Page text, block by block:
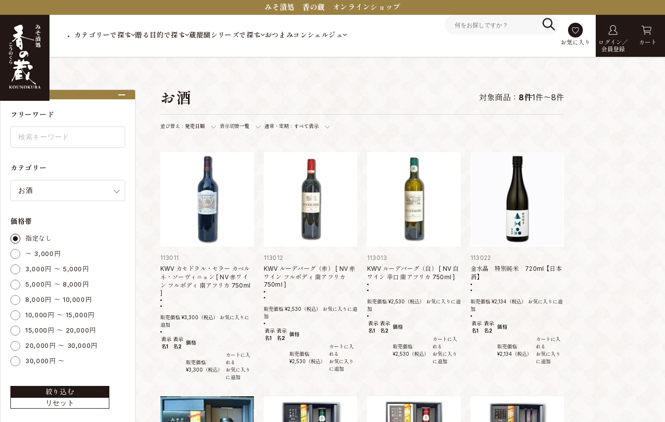
みそ漬処 香の蔵 オンラインショップ
カテゴリーで探す 贈る目的で探す 蔵醍醐シリーズで探す おつまみコンシェルジュ
お気に入り
ログイン／
会員登録
カート
トップ お酒
フリーワード
カテゴリー
価格帯
指定なし
～ 3,000円
3,000円 ～ 5,000円
5,000円 ～ 8,000円
8,000円 ～ 10,000円
10,000円 ～ 15,000円
15,000円 ～ 20,000円
20,000円 ～ 30,000円
30,000円 ～
絞り込む
リセット
お酒 対象商品： 8件1件～8件
並び替え： 発売日順 表示切替一覧 通常・定期： すべて表示
113011
KWV カセドラル・セラー カベル
ネ・ソーヴィニョン [ NV 赤ワイ
ン フルボディ 南アフリカ 750ml
]
販売価格:¥3,300 （税込）
お気に入りに
追加
表示
名1
表示
名2
価格
販売価格:
¥3,300 （税込）
カートに入
れる
お気に入り
に追加
113012
KWV ルーデバーグ（赤） [ NV 赤
ワイン フルボディ 南アフリカ
750ml ]
販売価格:¥2,530 （税込）
お気に入りに追
加
表示
名1
表示
名2
価格
販売価格:
¥2,530 （税込）
カートに入
れる
お気に入り
に追加
113013
KWV ルーデバーグ（白） [ NV 白
ワイン 辛口 南アフリカ 750ml ]
販売価格:¥2,530 （税込）
お気に入りに追
加
表示
名1
表示
名2
価格
販売価格:
¥2,530 （税込）
カートに入
れる
お気に入り
に追加
113022
金水晶 特別純米 720ml【日本
酒】
販売価格:¥2,134 （税込）
お気に入りに追
加
表示
名1
表示
名2
価格
販売価格:
¥2,134 （税込）
カートに入
れる
お気に入り
に追加